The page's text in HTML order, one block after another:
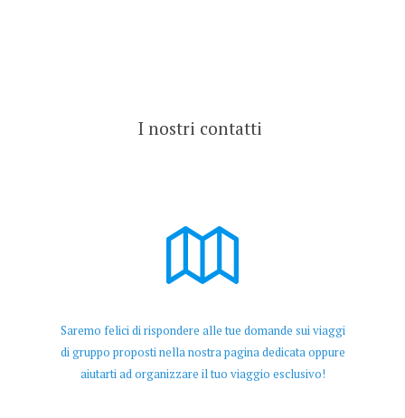
I nostri contatti
Saremo felici di rispondere alle tue domande sui viaggi
di gruppo proposti nella nostra pagina dedicata oppure
aiutarti ad organizzare il tuo viaggio esclusivo!